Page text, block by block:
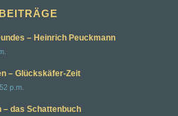
– Heinrich Peuckmann
– Glückskäfer-Zeit
p.m.
– das Schattenbuch